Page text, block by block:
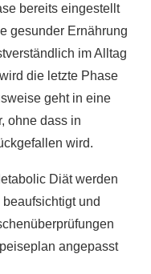
bereits eingestellt
gesunder Ernährung
im Alltag
die letzte Phase
geht in eine
ohne dass in
wird.
Diät werden
und
angepasst